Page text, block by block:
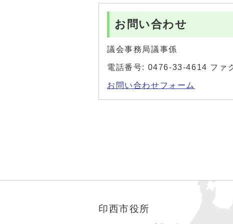
お問い合わせ
議会事務局議事係
電話番号: 0476-33-4614 ファ
お問い合わせフォーム
印西市役所